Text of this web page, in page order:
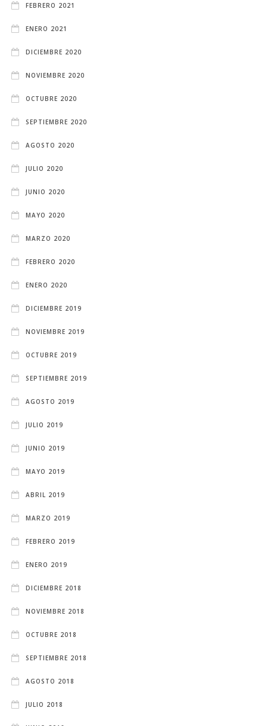
FEBRERO 2021
ENERO 2021
DICIEMBRE 2020
NOVIEMBRE 2020
OCTUBRE 2020
SEPTIEMBRE 2020
AGOSTO 2020
JULIO 2020
JUNIO 2020
MAYO 2020
MARZO 2020
FEBRERO 2020
ENERO 2020
DICIEMBRE 2019
NOVIEMBRE 2019
OCTUBRE 2019
SEPTIEMBRE 2019
AGOSTO 2019
JULIO 2019
JUNIO 2019
MAYO 2019
ABRIL 2019
MARZO 2019
FEBRERO 2019
ENERO 2019
DICIEMBRE 2018
NOVIEMBRE 2018
OCTUBRE 2018
SEPTIEMBRE 2018
AGOSTO 2018
JULIO 2018